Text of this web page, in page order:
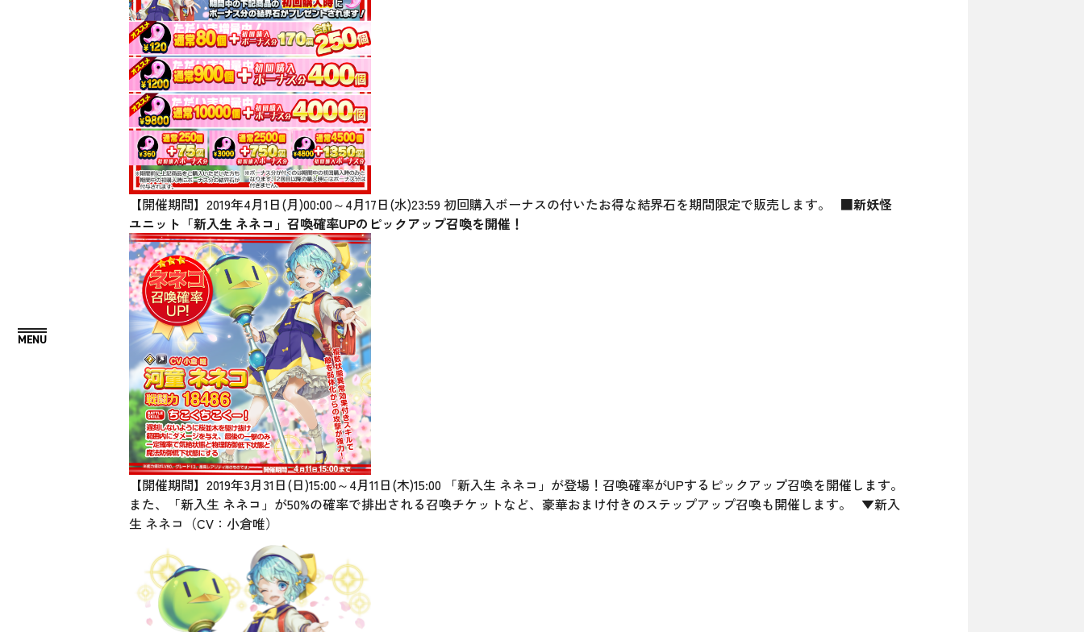
【開催期間】2019年4月1日(月)00:00～4月17日(水)23:59 初回購入ボーナスの付いたお得な結界石を期間限定で販売します。 ■新妖怪
ユニット「新入生 ネネコ」召喚確率UPのピックアップ召喚を開催！
【開催期間】2019年3月31日(日)15:00～4月11日(木)15:00 「新入生 ネネコ」が登場！召喚確率がUPするピックアップ召喚を開催します。
また、「新入生 ネネコ」が50%の確率で排出される召喚チケットなど、豪華おまけ付きのステップアップ召喚も開催します。 ▼新入
生 ネネコ（CV：小倉唯）